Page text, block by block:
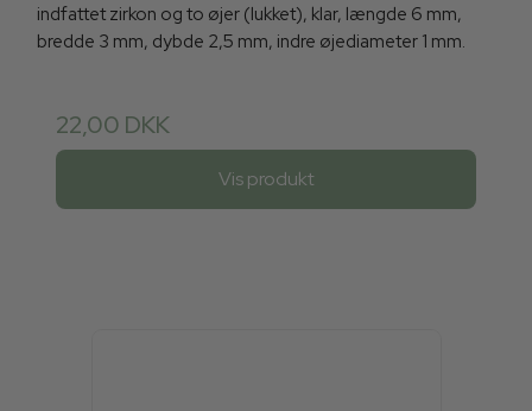
indfattet zirkon og to øjer (lukket), klar, længde 6 mm,
bredde 3 mm, dybde 2,5 mm, indre øjediameter 1 mm.
22,00 DKK
Vis produkt